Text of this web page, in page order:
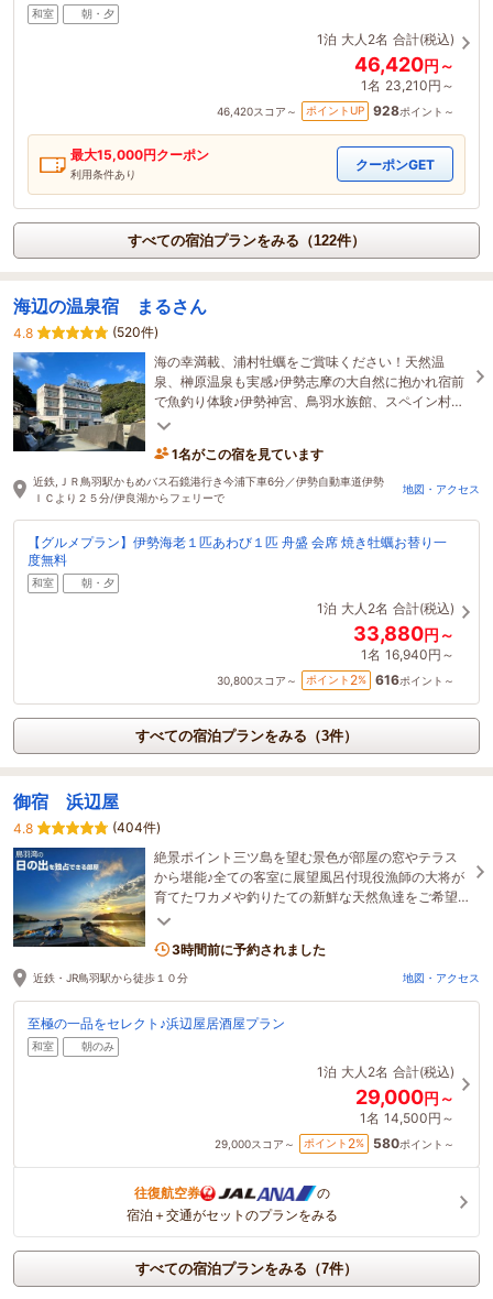
和室 朝・夕
1泊 大人2名 合計(税込)
46,420円～
1名 23,210円～
46,420スコア～ ポイントUP 928ポイント～
最大15,000円クーポン
利用条件あり
クーポンGET
すべての宿泊プランをみる（122件）
海辺の温泉宿 まるさん
4.8
(520件)
海の幸満載、浦村牡蠣をご賞味ください！天然温
泉、榊原温泉も実感♪伊勢志摩の大自然に抱かれ宿前
で魚釣り体験♪伊勢神宮、鳥羽水族館、スペイン村へ
のアクセス便利！カップル、ファミリーで
1名がこの宿を見ています
近鉄,ＪＲ鳥羽駅かもめバス石鏡港行き今浦下車6分／伊勢自動車道伊勢
ＩＣより２５分/伊良湖からフェリーで
地図・アクセス
【グルメプラン】伊勢海老１匹あわび１匹 舟盛 会席 焼き牡蠣お替り一
度無料
和室 朝・夕
1泊 大人2名 合計(税込)
33,880円～
1名 16,940円～
30,800スコア～ ポイント 2% 616ポイント～
すべての宿泊プランをみる（3件）
御宿 浜辺屋
4.8
(404件)
絶景ポイント三ツ島を望む景色が部屋の窓やテラス
から堪能♪全ての客室に展望風呂付現役漁師の大将が
育てたワカメや釣りたての新鮮な天然魚達をご希望
に応じて調理♪気軽に桟橋で釣りも体験できます。
3時間前に予約されました
近鉄・JR鳥羽駅から徒歩１０分 地図・アクセス
至極の一品をセレクト♪浜辺屋居酒屋プラン
和室 朝のみ
1泊 大人2名 合計(税込)
29,000円～
1名 14,500円～
29,000スコア～ ポイント 2% 580ポイント～
往復航空券
の
宿泊＋交通がセットのプランをみる
すべての宿泊プランをみる（7件）